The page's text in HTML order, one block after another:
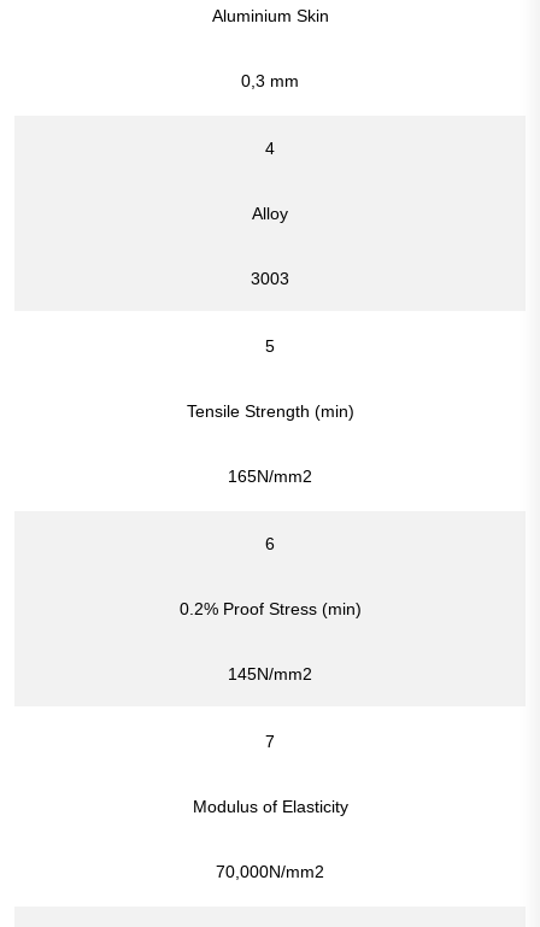
Aluminium Skin
0,3 mm
4
Alloy
3003
5
Tensile Strength (min)
165N/mm2
6
0.2% Proof Stress (min)
145N/mm2
7
Modulus of Elasticity
70,000N/mm2